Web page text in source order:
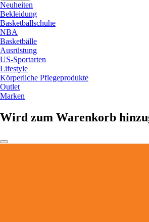
Neuheiten
Bekleidung
Basketballschuhe
NBA
Basketbälle
Ausrüstung
US-Sportarten
Lifestyle
Körperliche Pflegeprodukte
Outlet
Marken
Wird zum Warenkorb